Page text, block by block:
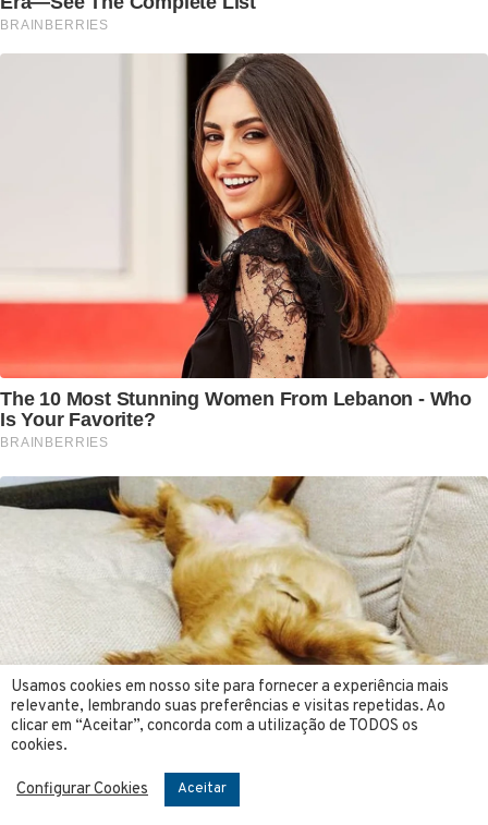
Usamos cookies em nosso site para fornecer a experiência mais
relevante, lembrando suas preferências e visitas repetidas. Ao
clicar em “Aceitar”, concorda com a utilização de TODOS os
cookies.
Configurar Cookies Aceitar